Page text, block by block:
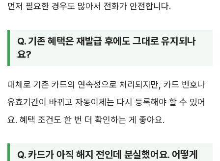
먼저 필요한 경우도 많아서 전화가 안전합니다.
Q. 기존 혜택은 재발급 후에도 그대로 유지되나
요?
대체로 기존 카드의 연속성으로 처리되지만, 카드 번호나
유효기간이 바뀌고 자동이체는 다시 등록해야 할 수 있어
요. 혜택 조건도 한 번 더 확인하는 게 좋아요.
Q. 카드가 아직 해지 전인데 분실했어요. 어떻게